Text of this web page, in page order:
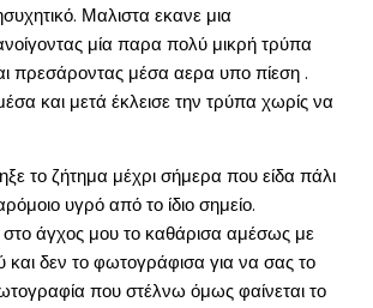
Μαλιστα εκανε μια
μία παρα πολύ μικρή τρύπα
πρεσάροντας μέσα αερα υπο πίεση .
και μετά έκλεισε την τρύπα χωρίς να
το ζήτημα μέχρι σήμερα που είδα πάλι
υγρό από το ίδιο σημείο.
άγχος μου το καθάρισα αμέσως με
και δεν το φωτογράφισα για να σας το
που στέλνω όμως φαίνεται το